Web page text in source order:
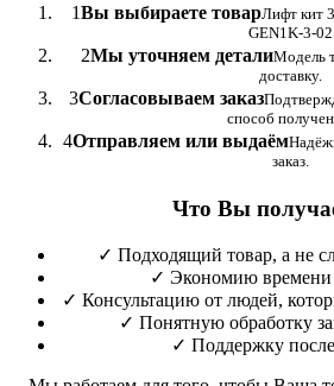
1Вы выбираете товарЛифт кит
GEN1K-3-02
2Мы уточняем деталиМодель
доставку.
3Согласовываем заказ
способ
4Отправляем или выдаём
заказ.
Что Вы
✓ Подходящий товар, а не
✓ Экономию времени
✓ Консультацию от людей,
✓ Понятную обработку
✓ Поддержку